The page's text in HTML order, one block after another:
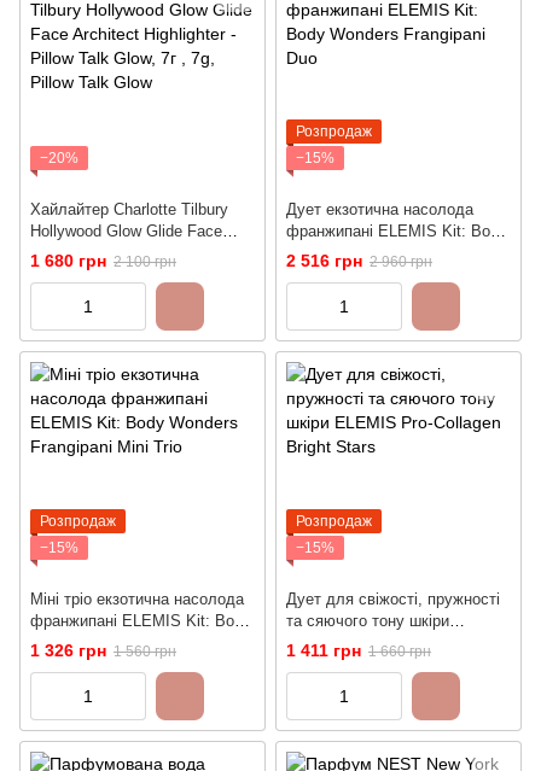
−20%
Хайлайтер Charlotte Tilbury
Hollywood Glow Glide Face
Architect Highlighter - Pillow
Talk Glow, 7г
1 680 грн 2 100 грн
Розпродаж
−15%
Дует екзотична насолода
франжипані ELEMIS Kit: Body
Wonders Frangipani Duo
2 516 грн 2 960 грн
Розпродаж
−15%
Міні тріо екзотична насолода
франжипані ELEMIS Kit: Body
Wonders Frangipani Mini Trio
1 326 грн 1 560 грн
Розпродаж
−15%
Дует для свіжості, пружності
та сяючого тону шкіри
ELEMIS Pro-Collagen Bright
1 411 грн 1 660 грн